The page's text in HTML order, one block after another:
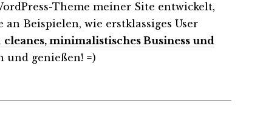
Theme meiner Site entwickelt,
Beispielen, wie erstklassiges User
cleanes, minimalistisches Business und
und genießen! =)